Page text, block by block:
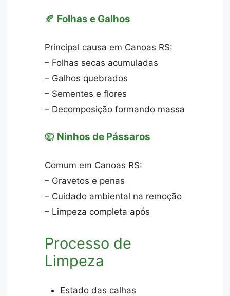
🍂 Folhas e Galhos
Principal causa em Canoas RS:
– Folhas secas acumuladas
– Galhos quebrados
– Sementes e flores
– Decomposição formando massa
🪺 Ninhos de Pássaros
Comum em Canoas RS:
– Gravetos e penas
– Cuidado ambiental na remoção
– Limpeza completa após
Processo de
Limpeza
Estado das calhas